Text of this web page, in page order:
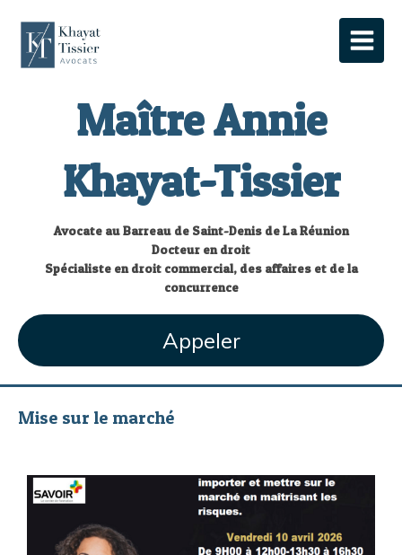
Maître Annie
Khayat-Tissier
Avocate au Barreau de Saint-Denis de La Réunion
Docteur en droit
Spécialiste en droit commercial, des affaires et de la
concurrence
Appeler
Mise sur le marché